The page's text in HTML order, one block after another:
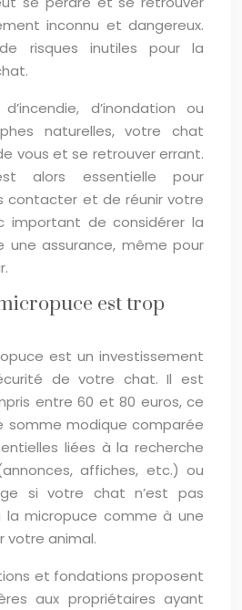
inconnu et dangereux.
risques inutiles pour la
d’inondation ou
naturelles, votre chat
vous et se retrouver errant.
alors essentielle pour
contacter et de réunir votre
important de considérer la
une assurance, même pour
est trop
est un investissement
de votre chat. Il est
entre 60 et 80 euros, ce
somme modique comparée
liées à la recherche
affiches, etc.) ou
si votre chat n’est pas
la micropuce comme à une
votre animal.
et fondations proposent
aux propriétaires ayant